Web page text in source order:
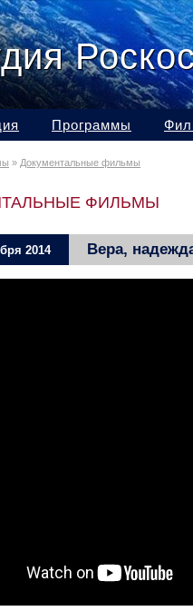
Программы
» Документальные фильмы
ФИЛЬМЫ
2014 Вера,